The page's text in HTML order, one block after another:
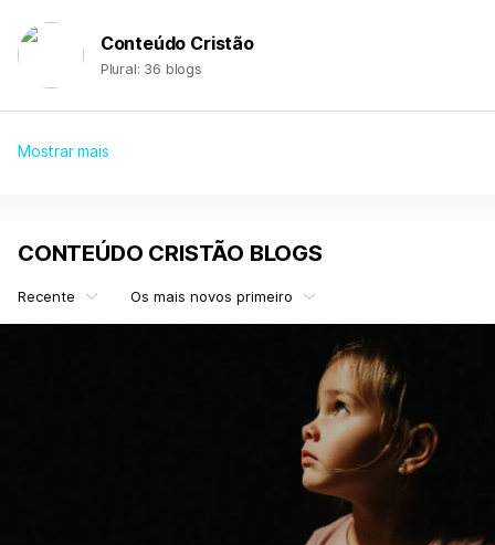
Conteúdo Cristão
Plural: 36 blogs
Mostrar mais
CONTEÚDO CRISTÃO BLOGS
Recente Os mais novos primeiro